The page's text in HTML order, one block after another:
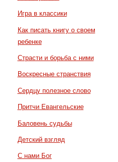
Игра в классики
Как писать книгу о своем
ребенке
Страсти и борьба с ними
Воскресные странствия
Сердцу полезное слово
Притчи Евангельские
Баловень судьбы
Детский взгляд
С нами Бог